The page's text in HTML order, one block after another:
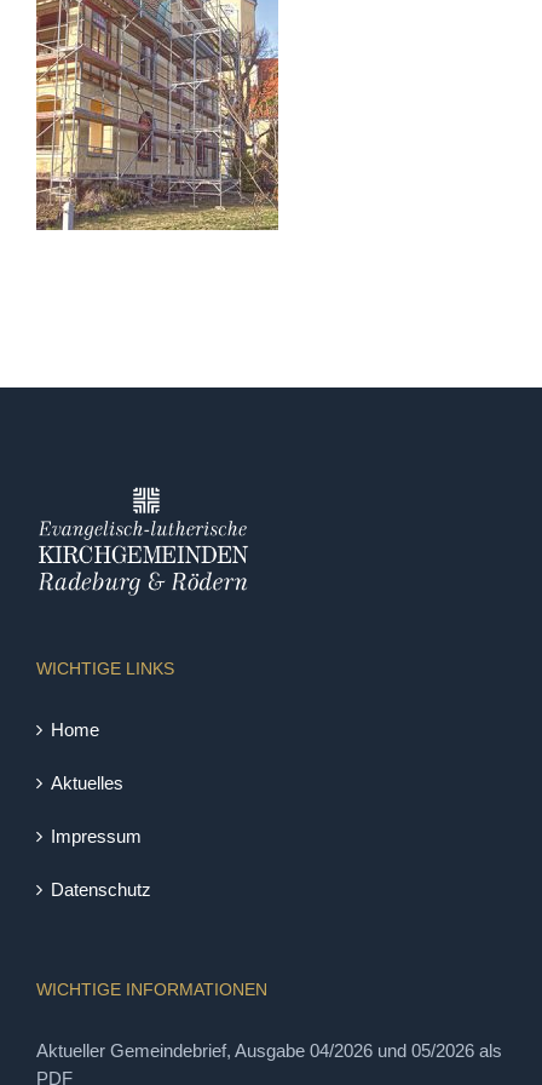
WICHTIGE LINKS
Home
Aktuelles
Impressum
Datenschutz
WICHTIGE INFORMATIONEN
Aktueller Gemeindebrief, Ausgabe 04/2026 und 05/2026 als
PDF